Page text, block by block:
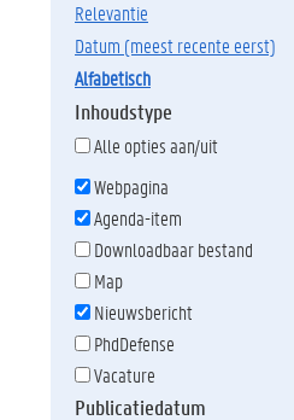
relevantie
datum (meest recente eerst)
alfabetisch
Inhoudstype
Alle opties aan/uit
Webpagina
Agenda-item
Downloadbaar bestand
Map
Nieuwsbericht
PhdDefense
Vacature
Publicatiedatum